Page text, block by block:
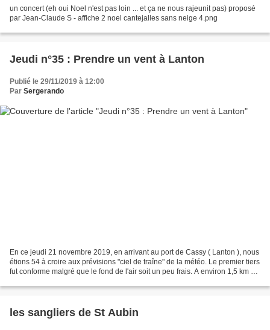
un concert (eh oui Noel n'est pas loin ... et ça ne nous rajeunit pas) proposé
par Jean-Claude S - affiche 2 noel cantejalles sans neige 4.png
Jeudi n°35 : Prendre un vent à Lanton
Publié le 29/11/2019 à 12:00
Par Sergerando
En ce jeudi 21 novembre 2019, en arrivant au port de Cassy ( Lanton ), nous
étions 54 à croire aux prévisions "ciel de traîne" de la météo. Le premier tiers
fut conforme malgré que le fond de l'air soit un peu frais. A environ 1,5 km de
les sangliers de St Aubin